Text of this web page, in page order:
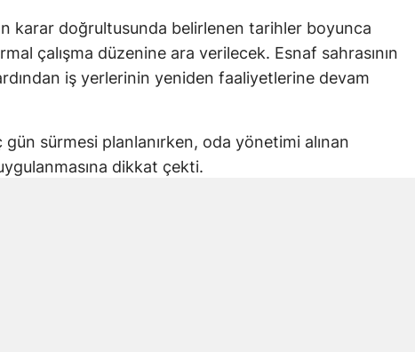
karar doğrultusunda belirlenen tarihler boyunca
çalışma düzenine ara verilecek. Esnaf sahrasının
iş yerlerinin yeniden faaliyetlerine devam
sürmesi planlanırken, oda yönetimi alınan
dikkat çekti.